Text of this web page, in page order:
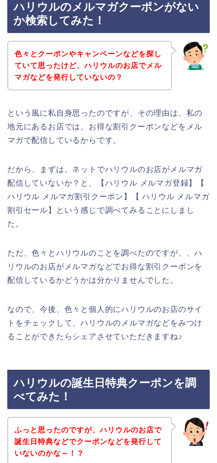
ハリウルのメルマガクーポンがない
か検索してみた！
色々とクーポンやキャンペーンなどを探し
ていて思ったけど、ハリウルのお店でメル
マガなどを発行していないの？
という風に私自身思ったのですが、その理由は、私の
地元にあるお店では、お得な割引クーポンなどをメル
マガで配信しているからです。
だから、まずは、ネットでハリウルのお店がメルマガ
配信していないか？と、【ハリウル メルマガ登録】【
ハリウル メルマガ割引クーポン】【 ハリウル メルマガ
割引セール】という感じで調べてみることにしまし
た。
ただ、色々とハリウルのことを調べたのですが、、ハ
リウルのお店がメルマガなどでお得な割引クーポンを
配信しているかどうかは分かりませんでした。
なので、今後、色々と個人的にハリウルのお店のサイ
トをチェックして、ハリウルのメルマガなどをみつけ
ることができたらシェアさせていただきますね♪
ハリウルの誕生日特典クーポンを調
べてみた！
ふっと思ったのですが、ハリウルのお店で
誕生日特典などでクーポンなどを発行して
いないのかな～！？